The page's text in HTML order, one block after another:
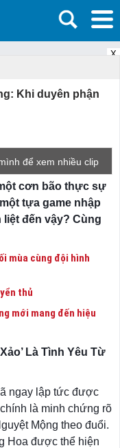
X
Khi duyên phận
để xem nhiều clip
cơn bão thực sự
tựa game nhập
đến vậy? Cùng
mùa cùng đội hình
thủ
mới mang đến hiệu
Là Tình Yêu Từ
ngay lập tức được
là minh chứng rõ
Mộng theo đuổi.
Hoa được thể hiện